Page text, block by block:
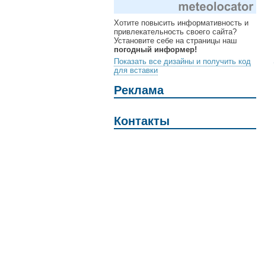
Хотите повысить информативность и
привлекательность своего сайта?
Установите себе на страницы наш
погодный информер!
Показать все дизайны и получить код
для вставки
Реклама
Контакты